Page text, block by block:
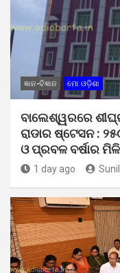
ଜ୍ଞାନ-ବିଜ୍ଞାନ ମୋ ଓଡ଼ିଶା
ବାଲେଶ୍ୱରରେ
ରାଡାର ଷ୍ଟେସନ :
ଓ ପ୍ରବଳ ବର୍ଷାର
1 day ago